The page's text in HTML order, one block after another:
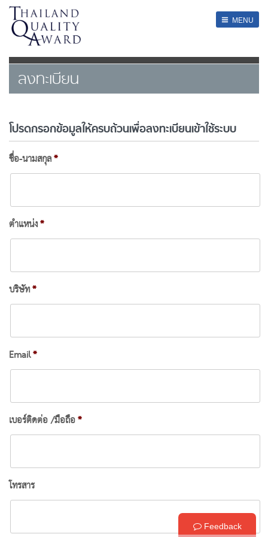
MENU
Feedback
ลงทะเบียน
โปรดกรอกข้อมูลให้ครบถ้วนเพื่อลงทะเบียนเข้าใช้ระบบ
ชื่อ-นามสกุล*
ตำแหน่ง*
บริษัท*
Email*
เบอร์ติดต่อ /มือถือ*
โทรสาร
SERVICES
HOME
About
Register
Contact